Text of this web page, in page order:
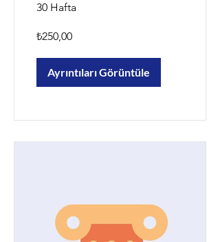
30 Hafta
₺250,00
Ayrıntıları Görüntüle